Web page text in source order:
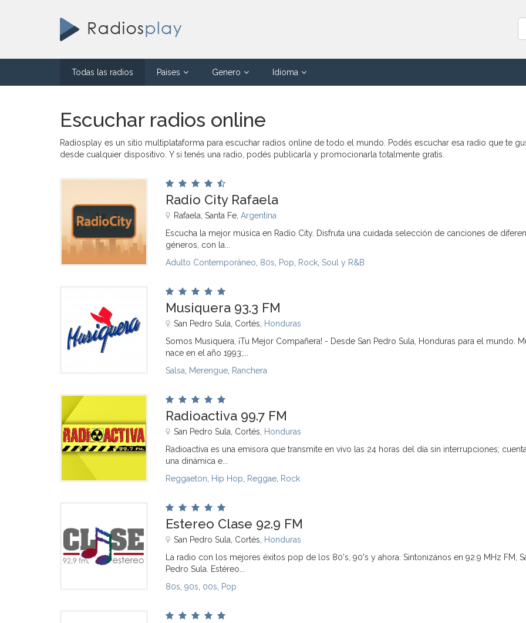
Todas las radios Paises Genero Idioma
Escuchar radios online
Radiosplay es un sitio multiplataforma para escuchar radios online de todo el mundo. Podés escuchar esa radio que te
desde cualquier dispositivo. Y si tenés una radio, podés publicarla y promocionarla totalmente gratis.
Radio City Rafaela
Rafaela, Santa Fe, Argentina
Escucha la mejor música en Radio City. Disfruta una cuidada selección de canciones de
géneros, con la...
Adulto Contemporáneo 80s Pop Rock Soul y R&B
Musiquera 93.3 FM
San Pedro Sula, Cortés,
Honduras
Somos Musiquera, ¡Tu Mejor Compañera! - Desde San Pedro Sula, Honduras para el mundo.
nace en el año 1993;...
Salsa
Merengue Ranchera
Radioactiva 99.7 FM
San Pedro Sula, Cortés,
Honduras
Radioactiva es una emisora que transmite en vivo las 24 horas del día sin interrupciones;
una dinámica e...
Reggaeton
Hip Hop Reggae Rock
Estereo Clase 92.9 FM
San Pedro Sula, Cortés,
Honduras
La radio con los mejores éxitos pop de los 80's, 90's y ahora. Sintonizános en 92.9 MHz FM,
Pedro Sula. Estéreo...
80s 90s 00s Pop